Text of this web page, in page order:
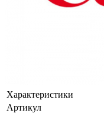
Характеристики
Артикул